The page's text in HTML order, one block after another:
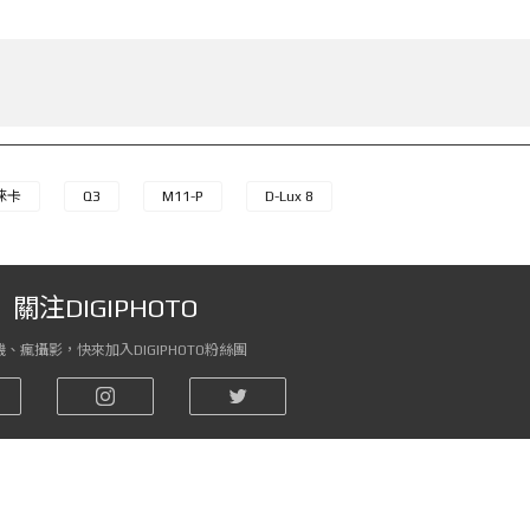
卡 Q3 M11-P D-Lux 8
關注DIGIPHOTO
、瘋攝影，快來加入DIGIPHOTO粉絲團